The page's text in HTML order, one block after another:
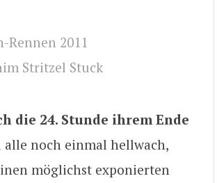
die 24. Stunde ihrem Ende
alle noch einmal hellwach,
möglichst exponierten